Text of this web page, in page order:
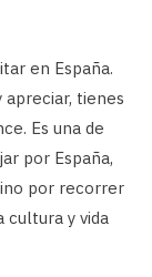
en España.
apreciar, tienes
Es una de
por España,
por recorrer
cultura y vida